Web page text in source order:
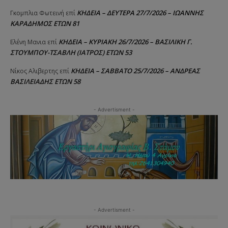
Γκομπλια Φωτεινή επί ΚΗΔΕΙΑ – ΔΕΥΤΕΡΑ 27/7/2026 – ΙΩΑΝΝΗΣ
ΚΑΡΑΔΗΜΟΣ ΕΤΩΝ 81
Ελένη Μανια επί ΚΗΔΕΙΑ – ΚΥΡΙΑΚΗ 26/7/2026 – ΒΑΣΙΛΙΚΗ Γ.
ΣΤΟΥΜΠΟΥ-ΤΣΑΒΛΗ (ΙΑΤΡΟΣ) ΕΤΩΝ 53
Νίκος Αλιβερτης επί ΚΗΔΕΙΑ – ΣΑΒΒΑΤΟ 25/7/2026 – ΑΝΔΡΕΑΣ
ΒΑΣΙΛΕΙΑΔΗΣ ΕΤΩΝ 58
- Advertisment -
- Advertisment -